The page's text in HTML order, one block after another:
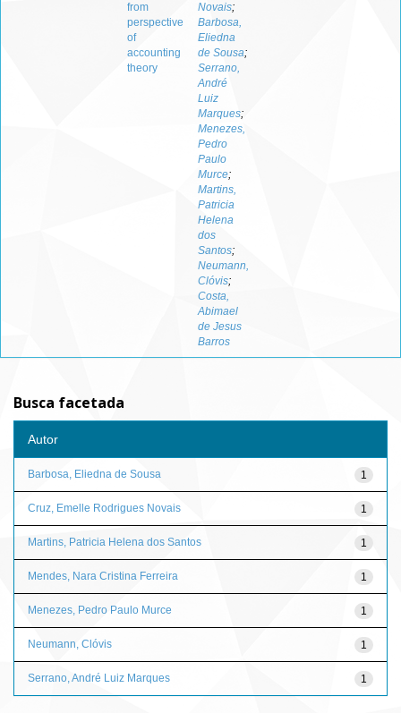
from
perspective
of
accounting
theory
Novais;
Barbosa,
Eliedna
de Sousa;
Serrano,
André
Luiz
Marques;
Menezes,
Pedro
Paulo
Murce;
Martins,
Patricia
Helena
dos
Santos;
Neumann,
Clóvis;
Costa,
Abimael
de Jesus
Barros
Busca facetada
Autor
1
Barbosa, Eliedna de Sousa
1
Cruz, Emelle Rodrigues Novais
1
Martins, Patricia Helena dos Santos
1
Mendes, Nara Cristina Ferreira
1
Menezes, Pedro Paulo Murce
1
Neumann, Clóvis
1
Serrano, André Luiz Marques